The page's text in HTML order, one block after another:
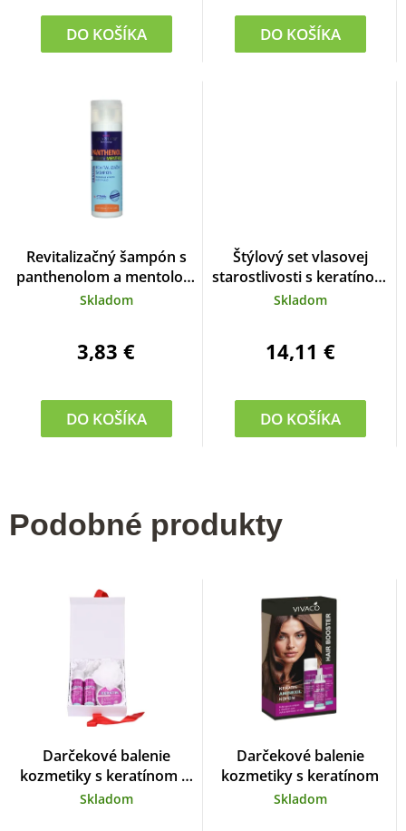
DO KOŠÍKA DO KOŠÍKA
Revitalizačný šampón s
panthenolom a mentolom
VIVAPHARM 200 ml
Skladom
3,83 €
DO KOŠÍKA
Štýlový set vlasovej
starostlivosti s keratínom
a kofeínom
Skladom
14,11 €
DO KOŠÍKA
Podobné produkty
Darčekové balenie
kozmetiky s keratínom &
kofeínom
Skladom
Darčekové balenie
kozmetiky s keratínom
Skladom